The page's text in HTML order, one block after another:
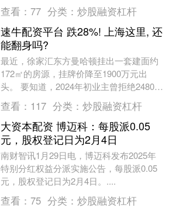
查看： 77 分类： 炒股融资杠杆
速牛配资平台 跌28%! 上海这里, 还
能翻身吗?
最近，徐家汇东方曼哈顿挂出一套建面约
172㎡的房源，挂牌价降至1900万元出
头。 要知道，2024年初业主曾拒绝2480万
的出价。两年时间，房价缩水500万。 ....
查看： 117 分类： 炒股融资杠杆
大资本配资 博迈科：每股派0.05
元，股权登记日为2月4日
南财智讯1月29日电，博迈科发布2025年
特别分红权益分派实施公告，每股派0.05
元，股权登记日为2月4日。....
查看： 75 分类： 炒股融资杠杆